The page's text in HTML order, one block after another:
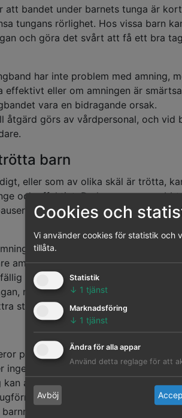
att bandet under barnets tunga är
tungans rörlighet. Hos vissa barn
och göra det svårt att få ett bra
har inte problem med amning,
effektivt eller om amningen är
vara en bidragande orsak.
åtgärd görs av vårdpersonal, och vid
barn
eller som av olika skäl är trötta,
och effektivt. De kan somna
eller ha svårt att koordinera sug,
behöva anpassas, till exempel
amningstillfällen, extra stöd i
tillmatning. Med tid och mognad
men under perioden kan både
stöd.
på barnets sugförmåga är vanliga
inget om din förmåga att amma. Med
amningen ofta fungera bättre. Om
påverkar amningen är det
eller amningsmottagning för
Cookies och
Vi använder cookies för statistik och
tillåta.
Statistik
↓ 1 tjänst
Marknadsföring
↓ 1 tjänst
Ändra för alla appar
Använd detta reglage för att
Avböj